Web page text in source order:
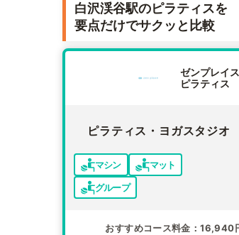
白沢渓谷駅のピラティスを
要点だけでサクッと比較
ゼンプレイス
ピラティス
ピラティス・ヨガスタジオ
マシン
マット
グループ
おすすめコース料金 16,940